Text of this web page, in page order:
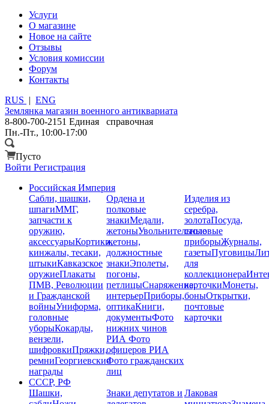
Услуги
О магазине
Новое на сайте
Отзывы
Условия комиссии
Форум
Контакты
RUS | ENG
Землянка магазин военного антиквариата
8-800-700-2151 Единая справочная
Пн.-Пт., 10:00-17:00
Пусто
Войти Регистрация
Российская Империя
Сабли, шашки,
шпагиММГ,
запчасти к
оружию,
аксессуарыКортики,
кинжалы, тесаки,
штыкиКавказское
оружиеПлакаты
ПМВ, Революции
и Гражданской
войныУниформа,
головные
уборыКокарды,
вензели,
шифровкиПряжки,
ремниГеоргиевские
награды
Ордена и
полковые
знакиМедали,
жетоныУвольнительные
жетоны,
должностные
знакиЭполеты,
погоны,
петлицыСнаряжение,
интерьерПриборы,
оптикаКниги,
документыФото
нижних чинов
РИАФото
офицеров РИА
Фото гражданских
лиц
Изделия из
серебра,
золотаПосуда,
столовые
приборыЖурналы,
газетыПуговицы
для
коллекционера
карточкиМонеты,
боныОткрытки,
почтовые
карточки
СССР, РФ
Шашки,
Знаки депутатов и Лаковая